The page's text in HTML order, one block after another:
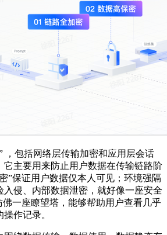
包括网络层传输加密和应用层会话
它主要用来防止用户数据在传输链路阶
”保证用户数据仅本人可见；环境强隔
入侵、内部数据泄密，就好像一座安全
佛一座瞭望塔，能够帮助用户查看几乎
作记录。